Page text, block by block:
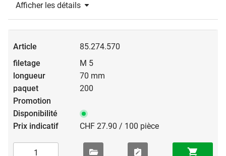
Afficher les détails
85.274.570
M 5
70 mm
200
CHF 27.90 / 100 pièce